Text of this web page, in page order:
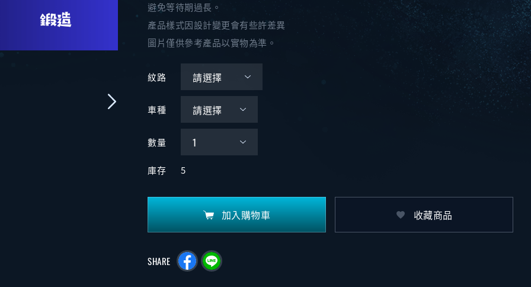
避免等待期過長。
產品樣式因設計變更會有些許差異
圖片僅供參考產品以實物為準。
紋路
車種
數量
庫存 5
加入購物車 收藏商品
SHARE